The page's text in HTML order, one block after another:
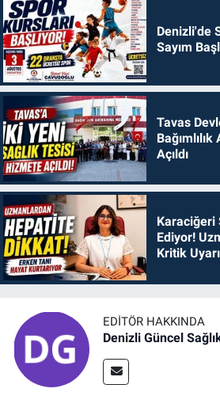
Denizli'de
Sayım
Tavas
Açıldı
Karaciğeri
Ediyor!
Kritik
EDITÖR HAKKINDA
Denizli Güncel